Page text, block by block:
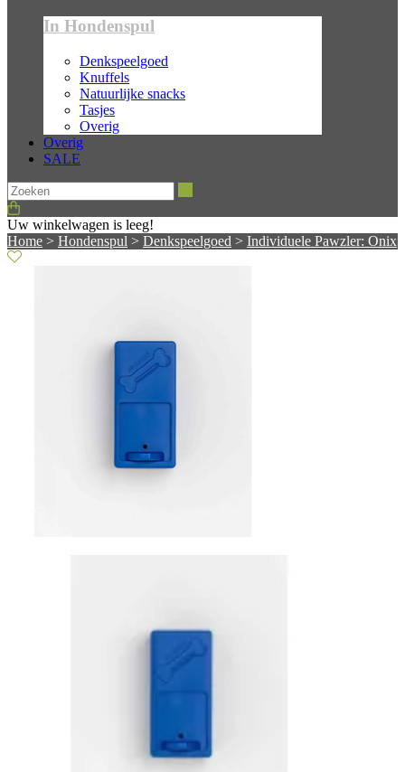
In Hondenspul
Denkspeelgoed
Knuffels
Natuurlijke snacks
Tasjes
Overig
Overig
SALE
Uw winkelwagen is leeg!
Home > Hondenspul > Denkspeelgoed > Individuele Pawzler: Onix